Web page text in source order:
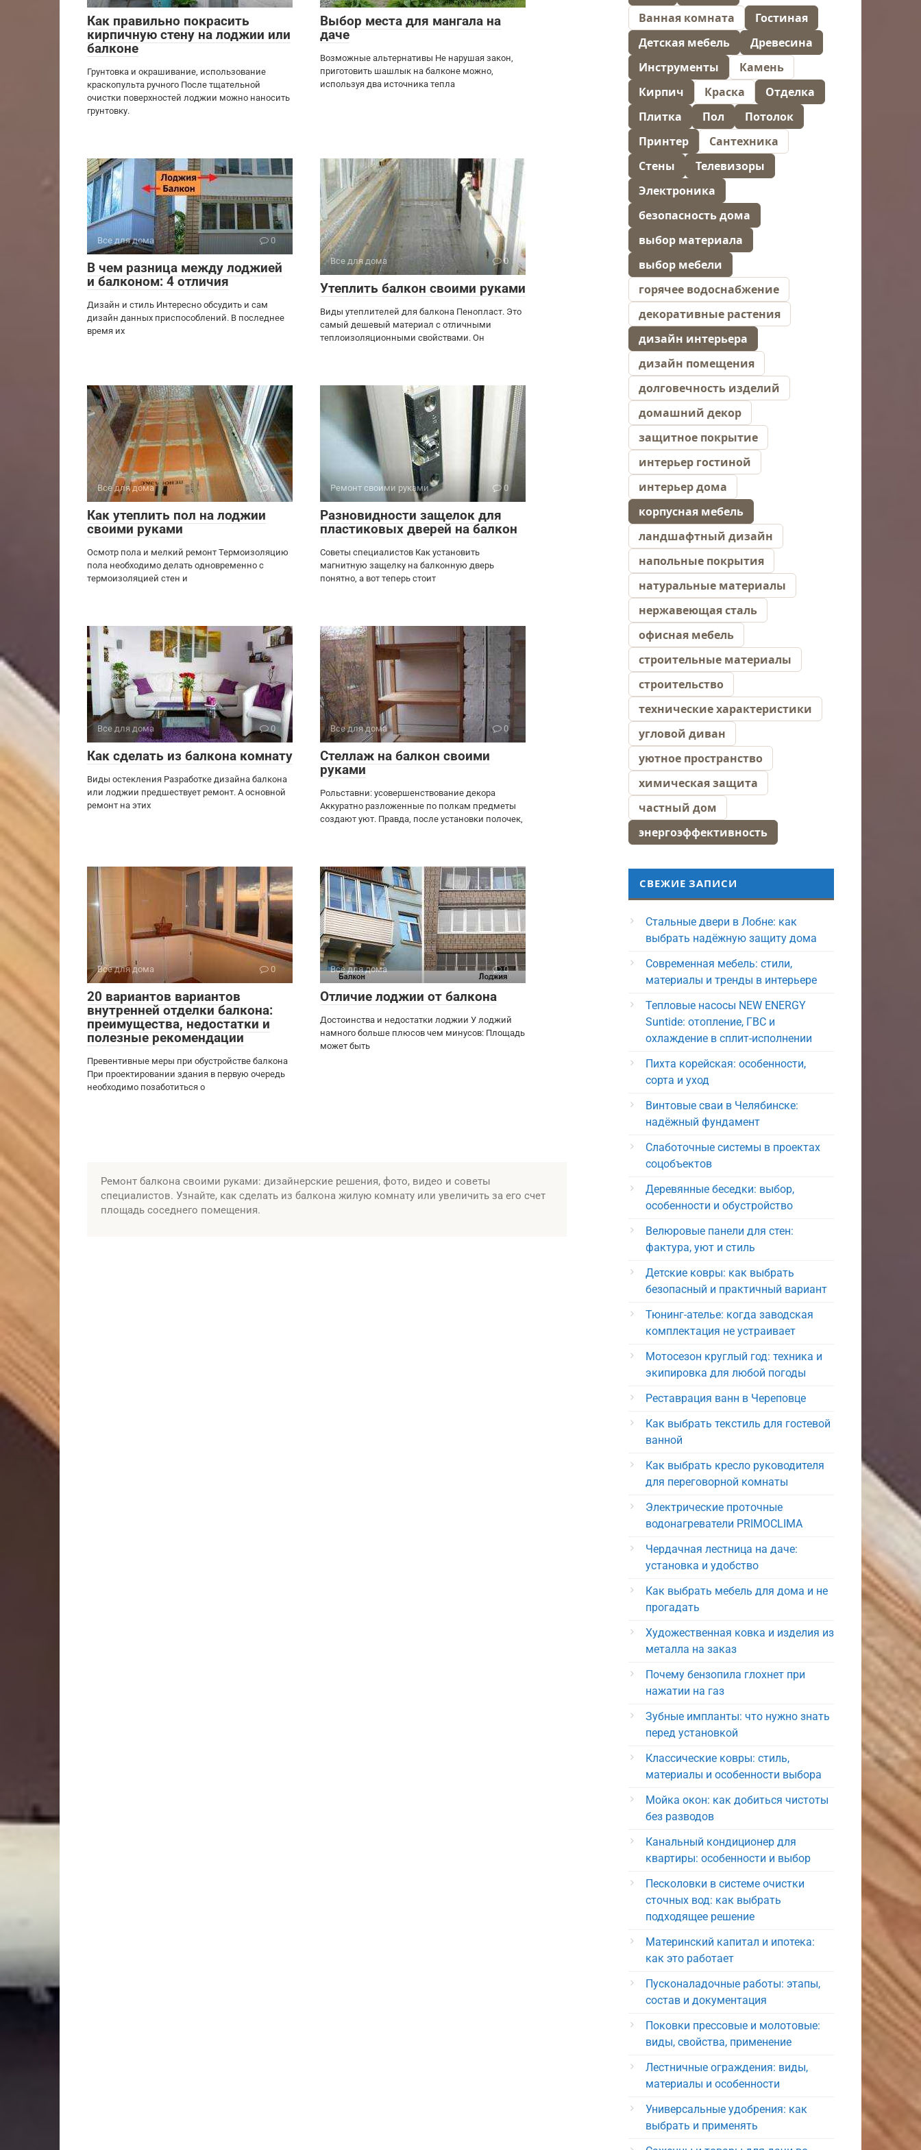
Как правильно покрасить
кирпичную стену на лоджии или
балконе
Грунтовка и окрашивание, использование
краскопульта ручного После тщательной
очистки поверхностей лоджии можно наносить
грунтовку.
Выбор места для мангала на
даче
Возможные альтернативы Не нарушая закон,
приготовить шашлык на балконе можно,
используя два источника тепла
Все для дома 0
В чем разница между лоджией
и балконом: 4 отличия
Дизайн и стиль Интересно обсудить и сам
дизайн данных приспособлений. В последнее
время их
Все для дома 0
Утеплить балкон своими руками
Виды утеплителей для балкона Пенопласт. Это
самый дешевый материал с отличными
теплоизоляционными свойствами. Он
Все для дома 0
Как утеплить пол на лоджии
своими руками
Осмотр пола и мелкий ремонт Термоизоляцию
пола необходимо делать одновременно с
термоизоляцией стен и
Ремонт своими руками 0
Разновидности защелок для
пластиковых дверей на балкон
Советы специалистов Как установить
магнитную защелку на балконную дверь
понятно, а вот теперь стоит
Все для дома 0
Как сделать из балкона комнату
Виды остекления Разработке дизайна балкона
или лоджии предшествует ремонт. А основной
ремонт на этих
Все для дома 0
Стеллаж на балкон своими
руками
Рольставни: усовершенствование декора
Аккуратно разложенные по полкам предметы
создают уют. Правда, после установки полочек,
Все для дома 0
20 вариантов вариантов
внутренней отделки балкона:
преимущества, недостатки и
полезные рекомендации
Превентивные меры при обустройстве балкона
При проектировании здания в первую очередь
необходимо позаботиться о
Все для дома 0
Отличие лоджии от балкона
Достоинства и недостатки лоджии У лоджий
намного больше плюсов чем минусов: Площадь
может быть
Ремонт балкона своими руками: дизайнерские решения, фото, видео и советы
специалистов. Узнайте, как сделать из балкона жилую комнату или увеличить за его счет
площадь соседнего помещения.
Ванная комната
Гостиная
Детская мебель
Древесина
Инструменты
Камень
Кирпич
Краска
Отделка
Плитка
Пол
Потолок
Принтер
Сантехника
Стены
Телевизоры
Электроника
безопасность дома
выбор материала
выбор мебели
горячее водоснабжение
декоративные растения
дизайн интерьера
дизайн помещения
долговечность изделий
домашний декор
защитное покрытие
интерьер гостиной
интерьер дома
корпусная мебель
ландшафтный дизайн
напольные покрытия
натуральные материалы
нержавеющая сталь
офисная мебель
строительные материалы
строительство
технические характеристики
угловой диван
уютное пространство
химическая защита
частный дом
энергоэффективность
СВЕЖИЕ ЗАПИСИ
Стальные двери в Лобне: как
выбрать надёжную защиту дома
Современная мебель: стили,
материалы и тренды в интерьере
Тепловые насосы NEW ENERGY
Suntide: отопление, ГВС и
охлаждение в сплит-исполнении
Пихта корейская: особенности,
сорта и уход
Винтовые сваи в Челябинске:
надёжный фундамент
Слаботочные системы в проектах
соцобъектов
Деревянные беседки: выбор,
особенности и обустройство
Велюровые панели для стен:
фактура, уют и стиль
Детские ковры: как выбрать
безопасный и практичный вариант
Тюнинг-ателье: когда заводская
комплектация не устраивает
Мотосезон круглый год: техника и
экипировка для любой погоды
Реставрация ванн в Череповце
Как выбрать текстиль для гостевой
ванной
Как выбрать кресло руководителя
для переговорной комнаты
Электрические проточные
водонагреватели PRIMOCLIMA
Чердачная лестница на даче:
установка и удобство
Как выбрать мебель для дома и не
прогадать
Художественная ковка и изделия из
металла на заказ
Почему бензопила глохнет при
нажатии на газ
Зубные импланты: что нужно знать
перед установкой
Классические ковры: стиль,
материалы и особенности выбора
Мойка окон: как добиться чистоты
без разводов
Канальный кондиционер для
квартиры: особенности и выбор
Песколовки в системе очистки
сточных вод: как выбрать
подходящее решение
Материнский капитал и ипотека:
как это работает
Пусконаладочные работы: этапы,
состав и документация
Поковки прессовые и молотовые:
виды, свойства, применение
Лестничные ограждения: виды,
материалы и особенности
Универсальные удобрения: как
выбрать и применять